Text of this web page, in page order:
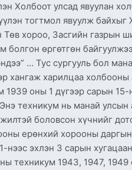
Холбоот улсад явуулан
тогтмол явуулж
хороо, Засгийн газрын
болгон өргөтгөн
… Тус сургууль бол
хангаж харилцаа
оны 1 дүгээр сарын
техникум нь манай
боловсон хүчнийг
ерөнхий хорооны
нээс эхлэн 3 сарын
техникум 1943, 1947,